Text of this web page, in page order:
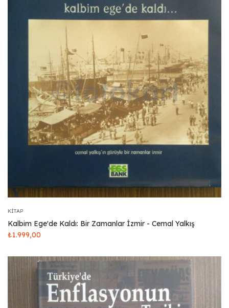
KITAP
Kalbim Ege'de Kaldı: Bir Zamanlar İzmir - Cemal Yalkış
₺1.999,00